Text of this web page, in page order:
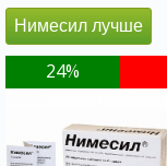
Нимесил лучше
24%